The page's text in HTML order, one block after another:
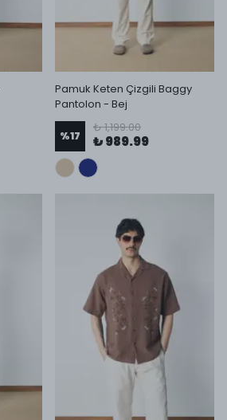
Pamuk Keten Çizgili Baggy
Pantolon - Bej
%17
₺ 1,199.00
₺ 989.99